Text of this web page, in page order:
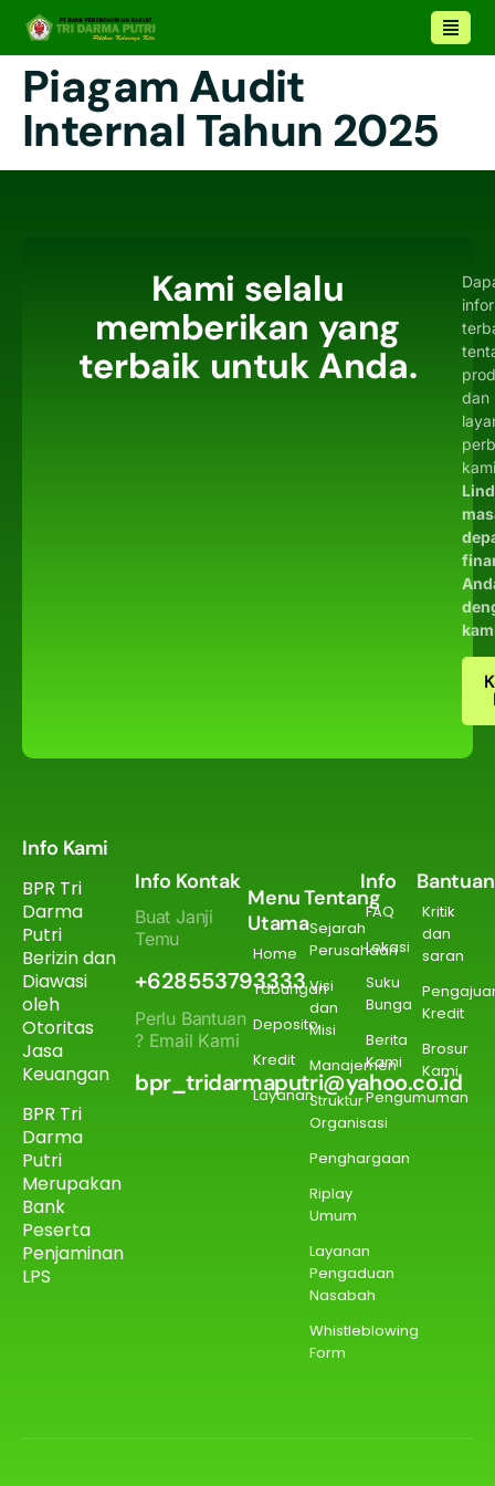
Piagam Audit
Internal Tahun 2025
Kami selalu
memberikan yang
terbaik untuk Anda.
dan
Info Kami
BPR Tri
Darma
Putri
Berizin dan
Diawasi
oleh
Otoritas
Jasa
Keuangan
BPR Tri
Darma
Putri
Merupakan
Bank
Peserta
Penjaminan
LPS
Info Kontak
Buat Janji
Temu
+628553793333
Perlu Bantuan
? Email Kami
bpr_tridarmaputri@yahoo.co.id
Menu
Utama
Home
Tabungan
Deposito
Kredit
Layanan
Tentang
Sejarah
Perusahaan
Visi
dan
Misi
Manajemen
Struktur
Organisasi
Penghargaan
Riplay
Umum
Layanan
Pengaduan
Nasabah
Whistleblowing
Form
Info
FAQ
Lokasi
Suku
Bunga
Berita
Kami
Pengumuman
Bantuan
Kritik
dan
saran
Kredit
Brosur
Kami